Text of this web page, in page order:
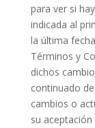
para ver si
indicada al
la última
Términos y
dichos
continuado
cambios o
su